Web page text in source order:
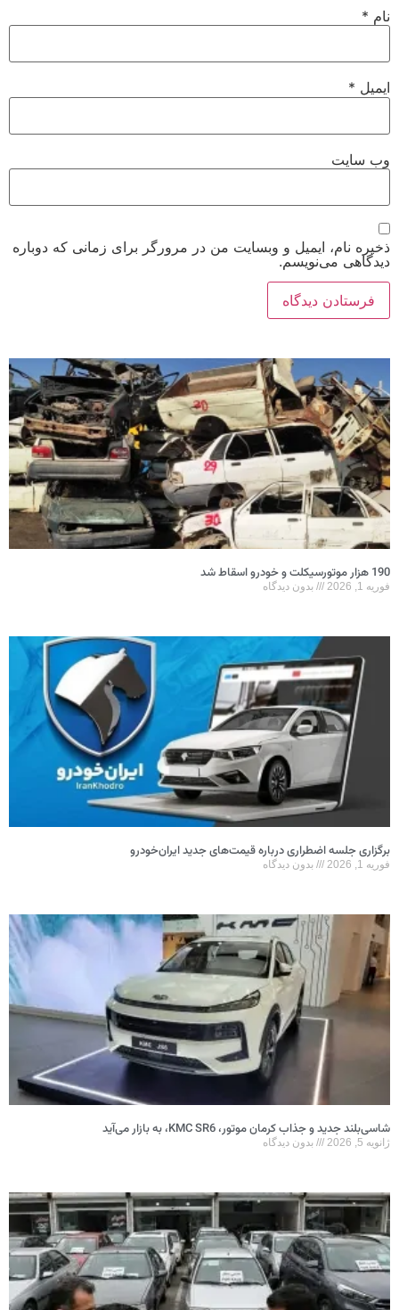
نام*
ایمیل*
وب‌ سایت
ذخیره نام، ایمیل و وبسایت من در مرورگر برای زمانی که دوباره
دیدگاهی می‌نویسم.
190 هزار موتورسیکلت و خودرو اسقاط شد
فوریه 1, 2026 بدون دیدگاه
برگزاری جلسه اضطراری درباره قیمت‌های جدید ایران‌خودرو
فوریه 1, 2026 بدون دیدگاه
شاسی‌بلند جدید و جذاب کرمان موتور، KMC SR6، به بازار می‌آید
ژانویه 5, 2026 بدون دیدگاه